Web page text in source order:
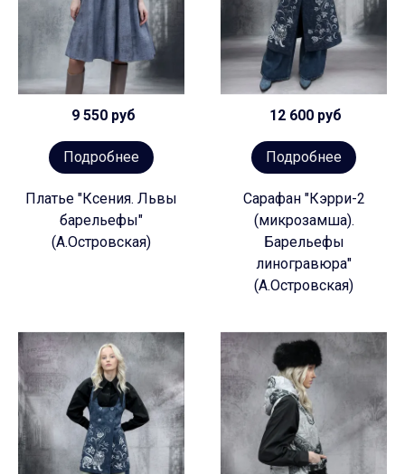
9 550 руб
Подробнее
Платье "Ксения. Львы
барельефы"
(А.Островская)
12 600 руб
Подробнее
Сарафан "Кэрри-2
(микрозамша).
Барельефы
линогравюра"
(А.Островская)